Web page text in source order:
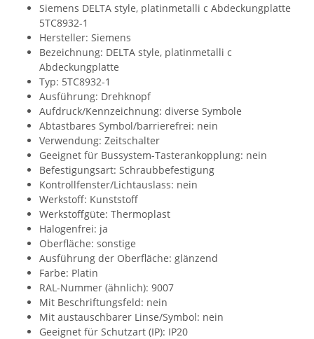
Siemens DELTA style, platinmetalli c Abdeckungplatte
5TC8932-1
Hersteller: Siemens
Bezeichnung: DELTA style, platinmetalli c
Abdeckungplatte
Typ: 5TC8932-1
Ausführung: Drehknopf
Aufdruck/Kennzeichnung: diverse Symbole
Abtastbares Symbol/barrierefrei: nein
Verwendung: Zeitschalter
Geeignet für Bussystem-Tasterankopplung: nein
Befestigungsart: Schraubbefestigung
Kontrollfenster/Lichtauslass: nein
Werkstoff: Kunststoff
Werkstoffgüte: Thermoplast
Halogenfrei: ja
Oberfläche: sonstige
Ausführung der Oberfläche: glänzend
Farbe: Platin
RAL-Nummer (ähnlich): 9007
Mit Beschriftungsfeld: nein
Mit austauschbarer Linse/Symbol: nein
Geeignet für Schutzart (IP): IP20